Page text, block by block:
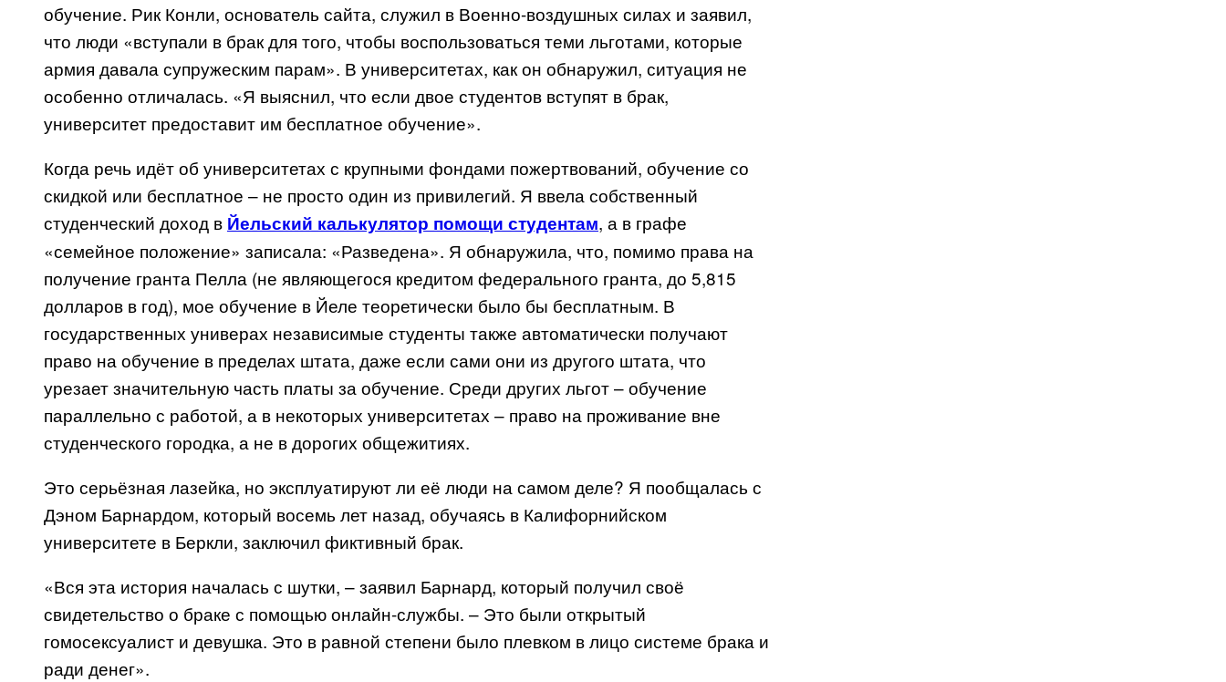
обучение. Рик Конли, основатель сайта, служил в Военно-воздушных силах и заявил,
что люди «вступали в брак для того, чтобы воспользоваться теми льготами, которые
армия давала супружеским парам». В университетах, как он обнаружил, ситуация не
особенно отличалась. «Я выяснил, что если двое студентов вступят в брак,
университет предоставит им бесплатное обучение».
Когда речь идёт об университетах с крупными фондами пожертвований, обучение со
скидкой или бесплатное – не просто один из привилегий. Я ввела собственный
студенческий доход в Йельский калькулятор помощи студентам, а в графе
«семейное положение» записала: «Разведена». Я обнаружила, что, помимо права на
получение гранта Пелла (не являющегося кредитом федерального гранта, до 5,815
долларов в год), мое обучение в Йеле теоретически было бы бесплатным. В
государственных универах независимые студенты также автоматически получают
право на обучение в пределах штата, даже если сами они из другого штата, что
урезает значительную часть платы за обучение. Среди других льгот – обучение
параллельно с работой, а в некоторых университетах – право на проживание вне
студенческого городка, а не в дорогих общежитиях.
Это серьёзная лазейка, но эксплуатируют ли её люди на самом деле? Я пообщалась с
Дэном Барнардом, который восемь лет назад, обучаясь в Калифорнийском
университете в Беркли, заключил фиктивный брак.
«Вся эта история началась с шутки, – заявил Барнард, который получил своё
свидетельство о браке с помощью онлайн-службы. – Это были открытый
гомосексуалист и девушка. Это в равной степени было плевком в лицо системе брака и
ради денег».